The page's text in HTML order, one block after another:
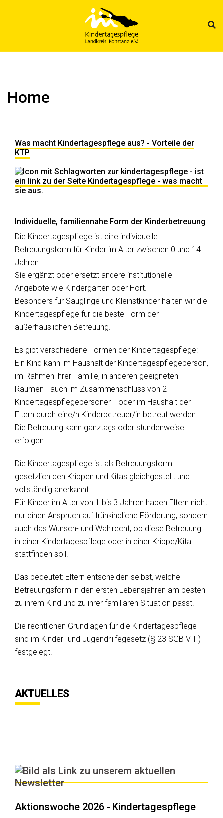
Home
Was macht Kindertagespflege aus? - Vorteile der
KTP
Individuelle, familiennahe Form der Kinderbetreuung
Die Kindertagespflege ist eine individuelle
Betreuungsform für Kinder im Alter zwischen 0 und 14
Jahren.
Sie ergänzt oder ersetzt andere institutionelle
Angebote wie Kindergarten oder Hort.
Besonders für Säuglinge und Kleinstkinder halten wir die
Kindertagespflege für die beste Form der
außerhäuslichen Betreuung.
Es gibt verschiedene Formen der Kindertagespflege:
Ein Kind kann im Haushalt der Kindertagespflegeperson,
im Rahmen ihrer Familie, in anderen geeigneten
Räumen - auch im Zusammenschluss von 2
Kindertagespflegepersonen - oder im Haushalt der
Eltern durch eine/n Kinderbetreuer/in betreut werden.
Die Betreuung kann ganztags oder stundenweise
erfolgen.
Die Kindertagespflege ist als Betreuungsform
gesetzlich den Krippen und Kitas gleichgestellt und
vollständig anerkannt.
Für Kinder im Alter von 1 bis 3 Jahren haben Eltern nicht
nur einen Anspruch auf frühkindliche Förderung, sondern
auch das Wunsch- und Wahlrecht, ob diese Betreuung
in einer Kindertagespflege oder in einer Krippe/Kita
stattfinden soll.
Das bedeutet: Eltern entscheiden selbst, welche
Betreuungsform in den ersten Lebensjahren am besten
zu ihrem Kind und zu ihrer familiären Situation passt.
Die rechtlichen Grundlagen für die Kindertagespflege
sind im Kinder- und Jugendhilfegesetz (§ 23 SGB VIII)
festgelegt.
AKTUELLES
Aktionswoche 2026 - Kindertagespflege